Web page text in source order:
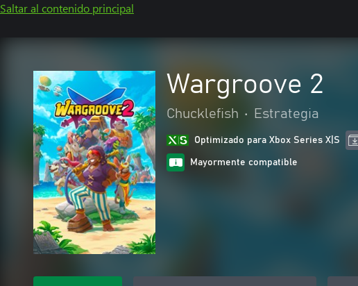
Saltar al contenido principal
Wargroove 2
Chucklefish • Estrategia
Optimizado para Xbox Series X|S
Mayormente compatible